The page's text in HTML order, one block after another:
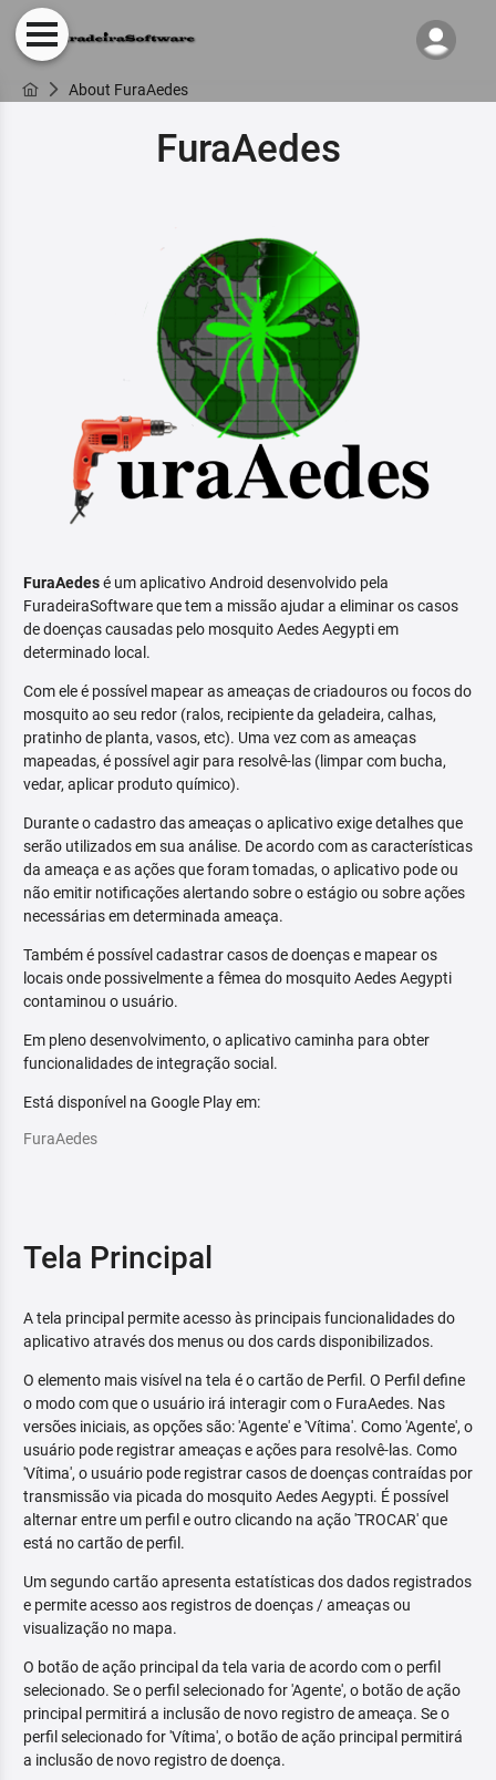
About FuraAedes
FuraAedes
FuraAedesé um aplicativo Android desenvolvido pela
FuradeiraSoftware que tem a missão ajudar a eliminar os casos
de doenças causadas pelo mosquito Aedes Aegypti em
determinado local.
Com ele é possível mapear as ameaças de criadouros ou focos do
mosquito ao seu redor (ralos, recipiente da geladeira, calhas,
pratinho de planta, vasos, etc). Uma vez com as ameaças
mapeadas, é possível agir para resolvê-las (limpar com bucha,
vedar, aplicar produto químico).
Durante o cadastro das ameaças o aplicativo exige detalhes que
serão utilizados em sua análise. De acordo com as características
da ameaça e as ações que foram tomadas, o aplicativo pode ou
não emitir notificações alertando sobre o estágio ou sobre ações
necessárias em determinada ameaça.
Também é possível cadastrar casos de doenças e mapear os
locais onde possivelmente a fêmea do mosquito Aedes Aegypti
contaminou o usuário.
Em pleno desenvolvimento, o aplicativo caminha para obter
funcionalidades de integração social.
Está disponível na Google Play em:
FuraAedes
Tela Principal
A tela principal permite acesso às principais funcionalidades do
aplicativo através dos menus ou dos cards disponibilizados.
O elemento mais visível na tela é o cartão de Perfil. O Perfil define
o modo com que o usuário irá interagir com o FuraAedes. Nas
versões iniciais, as opções são: 'Agente' e 'Vítima'. Como 'Agente', o
usuário pode registrar ameaças e ações para resolvê-las. Como
'Vítima', o usuário pode registrar casos de doenças contraídas por
transmissão via picada do mosquito Aedes Aegypti. É possível
alternar entre um perfil e outro clicando na ação 'TROCAR' que
está no cartão de perfil.
Um segundo cartão apresenta estatísticas dos dados registrados
e permite acesso aos registros de doenças / ameaças ou
visualização no mapa.
O botão de ação principal da tela varia de acordo com o perfil
selecionado. Se o perfil selecionado for 'Agente', o botão de ação
principal permitirá a inclusão de novo registro de ameaça. Se o
perfil selecionado for 'Vítima', o botão de ação principal permitirá
a inclusão de novo registro de doença.